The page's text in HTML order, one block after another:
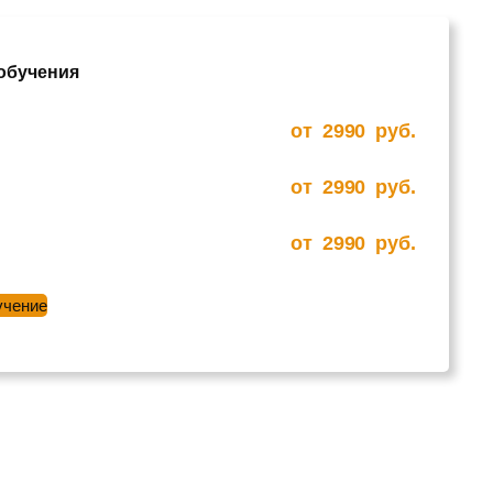
от 2990 руб.
от 2990 руб.
от 2990 руб.